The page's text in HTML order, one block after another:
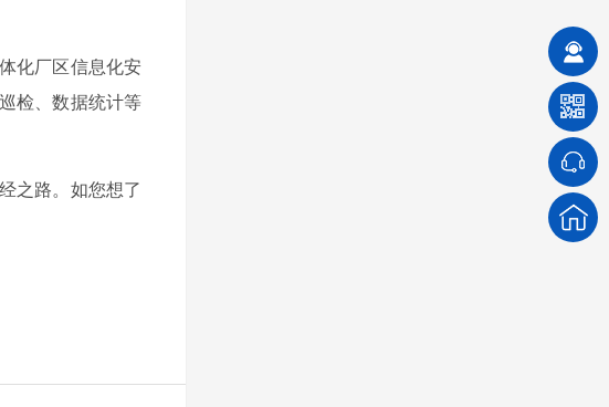
化厂区信息化安
检、数据统计等
之路。如您想了